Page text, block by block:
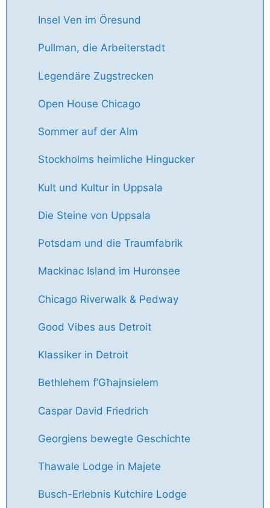
Insel Ven im Öresund
Pullman, die Arbeiterstadt
Legendäre Zugstrecken
Open House Chicago
Sommer auf der Alm
Stockholms heimliche Hingucker
Kult und Kultur in Uppsala
Die Steine von Uppsala
Potsdam und die Traumfabrik
Mackinac Island im Huronsee
Chicago Riverwalk & Pedway
Good Vibes aus Detroit
Klassiker in Detroit
Bethlehem f’Għajnsielem
Caspar David Friedrich
Georgiens bewegte Geschichte
Thawale Lodge in Majete
Busch-Erlebnis Kutchire Lodge